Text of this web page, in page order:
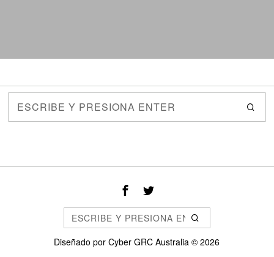
Diseñado porCyber GRC Australia ©2026